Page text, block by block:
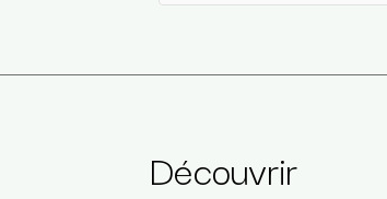
Découvrir